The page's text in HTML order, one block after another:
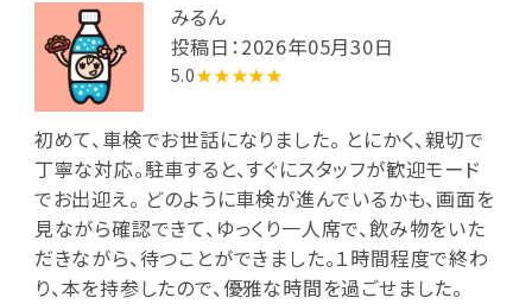
みるん
投稿日：2026年05月30日
5.0★★★★★
初めて、車検でお世話になりました。 とにかく、親切で
丁寧な対応。駐車すると、すぐにスタッフが歓迎モード
でお出迎え。 どのように車検が進んでいるかも、画面を
見ながら確認できて、ゆっくり一人席で、飲み物をいた
だきながら、待つことができました。１時間程度で終わ
り、本を持参したので、優雅な時間を過ごせました。